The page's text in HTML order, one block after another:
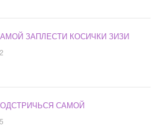
ЗАПЛЕСТИ КОСИЧКИ ЗИЗИ
САМОЙ